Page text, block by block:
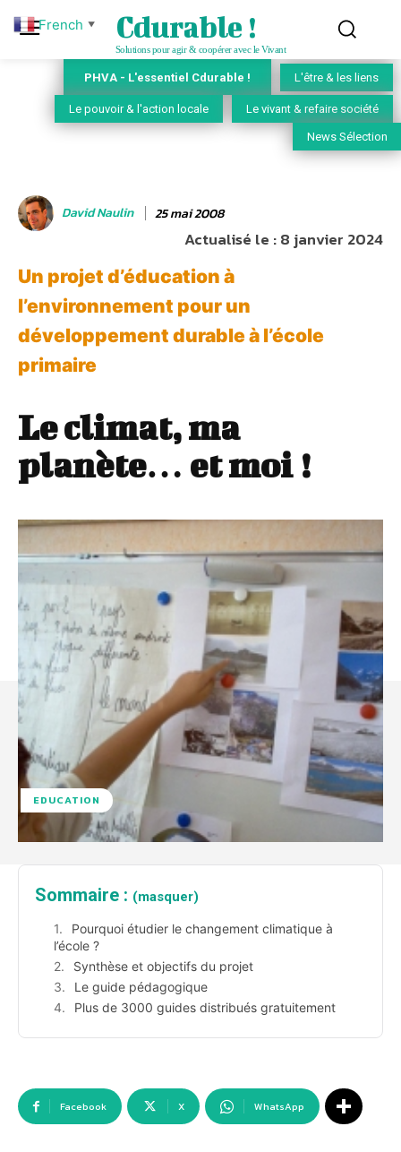
Cdurable !
Solutions pour agir & coopérer avec le Vivant
PHVA - L'essentiel Cdurable ! L'être & les liens
Le pouvoir & l'action locale Le vivant & refaire société
News Sélection
David Naulin 25 mai 2008
Actualisé le :8 janvier 2024
Un projet d’éducation à
l’environnement pour un
développement durable à l’école
primaire
Le climat, ma
planète… et moi !
EDUCATION
Sommaire : (masquer)
Pourquoi étudier le changement climatique à
l’école ?
Synthèse et objectifs du projet
Le guide pédagogique
Plus de 3000 guides distribués gratuitement
Facebook X WhatsApp
French ▼